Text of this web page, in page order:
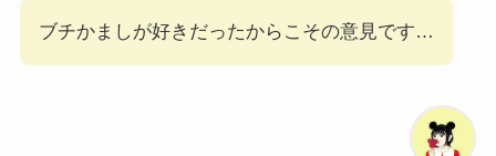
ブチかましが好きだったからこその意見です…